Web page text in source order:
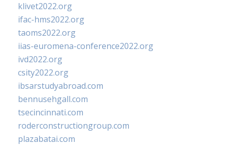
klivet2022.org
ifac-hms2022.org
taoms2022.org
iias-euromena-conference2022.org
ivd2022.org
csity2022.org
ibsarstudyabroad.com
bennusehgall.com
tsecincinnati.com
roderconstructiongroup.com
plazabatai.com